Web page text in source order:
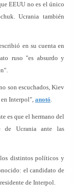
EEUU no es el único
Ucrania también
en su cuenta en
ruso "es absurdo y
son escuchados, Kiev
en Interpol", anotó.
es que el hermano del
de Ucrania ante las
distintos políticos y
el candidato de
de Interpol.